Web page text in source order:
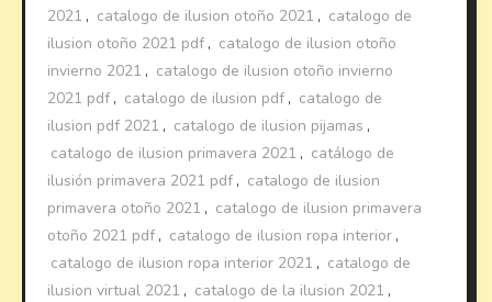
2021 , catalogo de ilusion otoño 2021 , catalogo de
ilusion otoño 2021 pdf , catalogo de ilusion otoño
invierno 2021 , catalogo de ilusion otoño invierno
2021 pdf , catalogo de ilusion pdf , catalogo de
ilusion pdf 2021 , catalogo de ilusion pijamas ,
catalogo de ilusion primavera 2021 , catálogo de
ilusión primavera 2021 pdf , catalogo de ilusion
primavera otoño 2021 , catalogo de ilusion primavera
otoño 2021 pdf , catalogo de ilusion ropa interior ,
catalogo de ilusion ropa interior 2021 , catalogo de
ilusion virtual 2021 , catalogo de la ilusion 2021 ,